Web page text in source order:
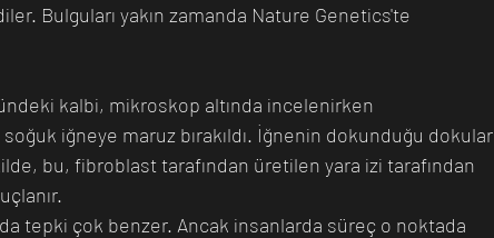
Bulguları yakın zamanda Nature Genetics'te
kalbi, mikroskop altında incelenirken
iğneye maruz bırakıldı. İğnenin dokunduğu dokular
bu, fibroblast tarafından üretilen yara izi tarafından
tepki çok benzer. Ancak insanlarda süreç o noktada